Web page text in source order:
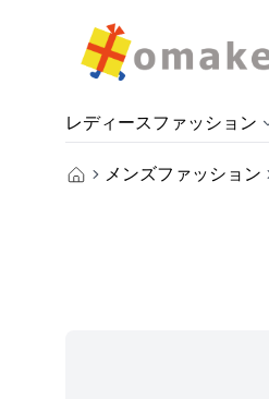
レディースファッション
メンズファッション